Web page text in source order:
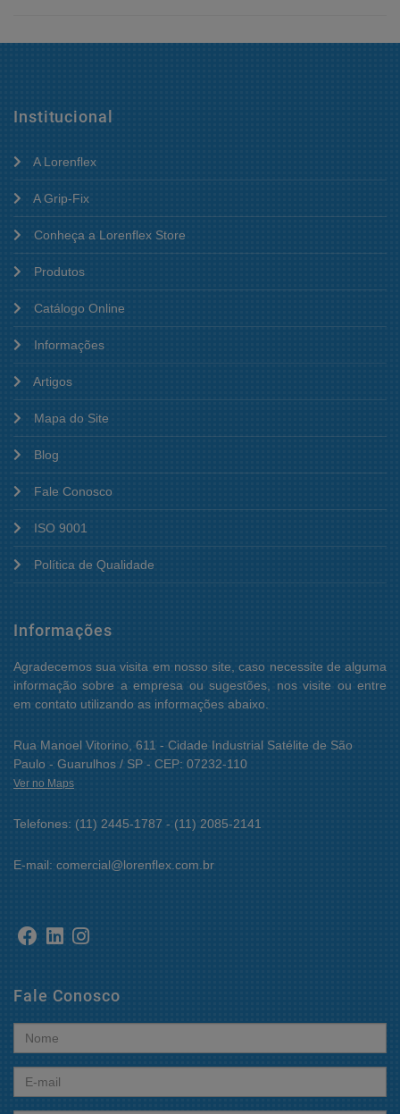
Institucional
A Lorenflex
A Grip-Fix
Conheça a Lorenflex Store
Produtos
Catálogo Online
Informações
Artigos
Mapa do Site
Blog
Fale Conosco
ISO 9001
Política de Qualidade
Informações
Agradecemos sua visita em nosso site, caso necessite de alguma
informação sobre a empresa ou sugestões, nos visite ou entre
em contato utilizando as informações abaixo.
Rua Manoel Vitorino, 611 - Cidade Industrial Satélite de São
Paulo - Guarulhos / SP - CEP: 07232-110
Ver no Maps
Telefones: (11) 2445-1787 - (11) 2085-2141
E-mail: comercial@lorenflex.com.br
Fale Conosco